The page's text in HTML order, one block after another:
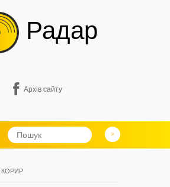
Радар
Архів сайту
КОРИР